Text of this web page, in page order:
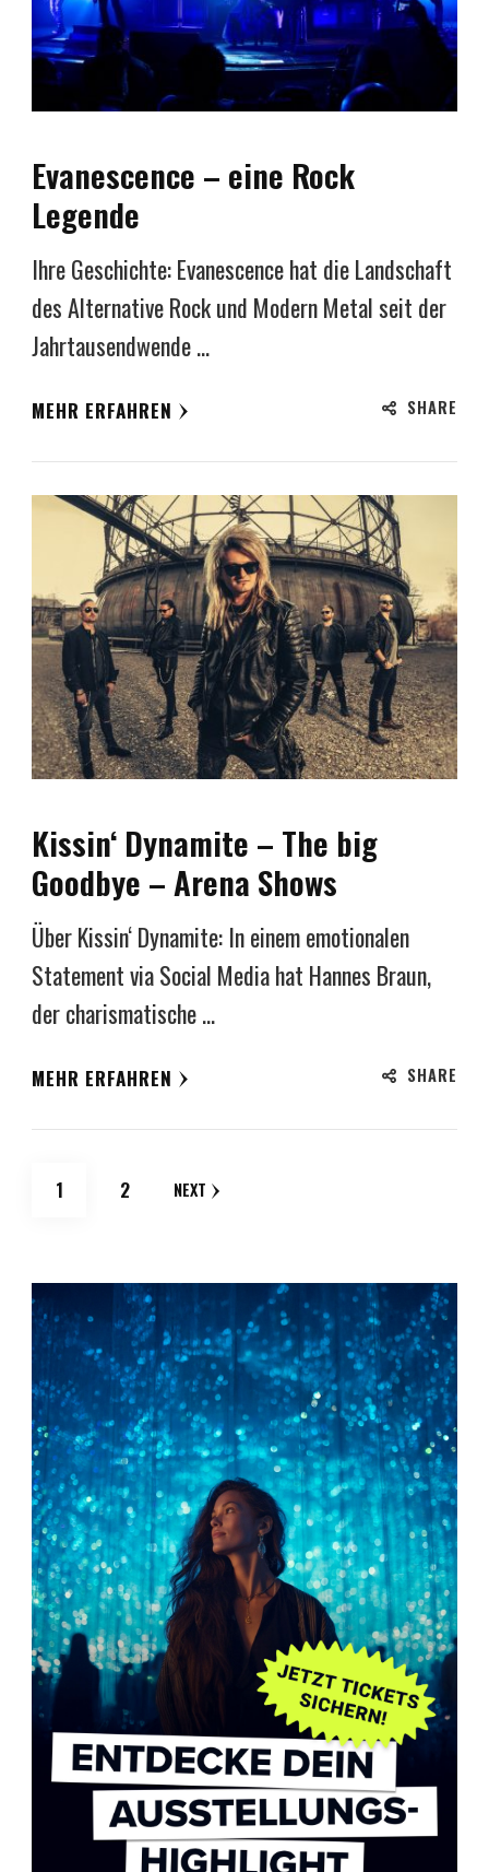
Evanescence – eine Rock
Legende
Ihre Geschichte: Evanescence hat die Landschaft
des Alternative Rock und Modern Metal seit der
Jahrtausendwende …
MEHR ERFAHREN SHARE
Kissin‘ Dynamite – The big
Goodbye – Arena Shows
Über Kissin‘ Dynamite: In einem emotionalen
Statement via Social Media hat Hannes Braun,
der charismatische …
MEHR ERFAHREN SHARE
Seitennummerierung
Beiträge
PAGE
1 PAGE
2 NEXT